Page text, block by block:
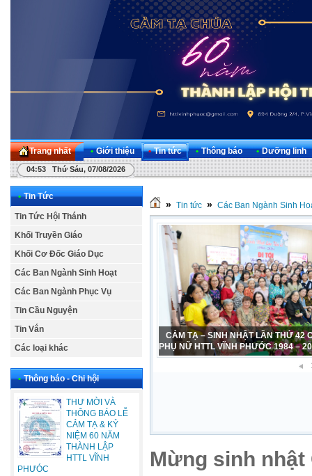
Trang nhất • Giới thiệu • Tin tức • Thông báo • Dưỡng linh
04:53 Thứ Sáu, 07/08/2026
• Tin Tức
Tin Tức Hội Thánh
Khối Truyền Giáo
Khối Cơ Đốc Giáo Dục
Các Ban Ngành Sinh Hoạt
Các Ban Ngành Phục Vụ
Tin Cầu Nguyện
Tin Vắn
Các loại khác
• Thông báo - Chi hội
THƯ MỜI VÀ
THÔNG BÁO LỄ
CẢM TẠ & KỶ
NIỆM 60 NĂM
THÀNH LẬP
HTTL VĨNH
PHƯÓC
» Tin tức » Các Ban Ngành Sinh
CẢM TẠ – SINH NHẬT LẦN THỨ 42
PHỤ NỮ HTTL VĨNH PHƯỚC 1984 –
Mừng sinh nhật